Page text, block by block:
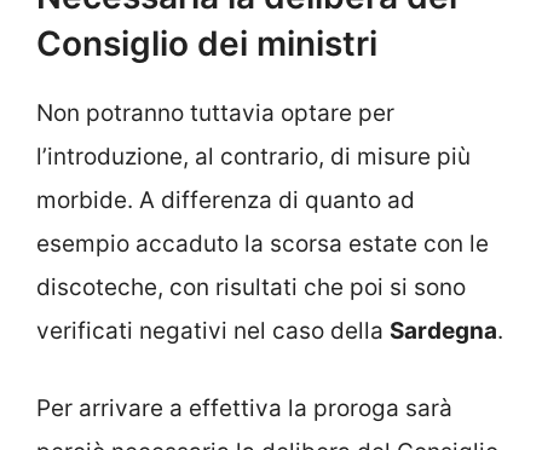
Consiglio dei ministri
Non potranno tuttavia optare per
l’introduzione, al contrario, di misure più
morbide. A differenza di quanto ad
esempio accaduto la scorsa estate con le
discoteche, con risultati che poi si sono
verificati negativi nel caso della Sardegna.
Per arrivare a effettiva la proroga sarà